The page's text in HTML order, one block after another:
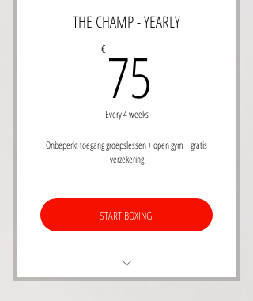
THE CHAMP - YEARLY
€ 75
Every 4 weeks
Onbeperkt toegang groepslessen + open gym + gratis
verzekering
START BOXING!